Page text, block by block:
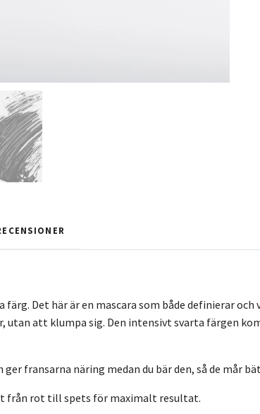
Det här är en mascara som både definierar
utan att klumpa sig. Den intensivt svarta färgen
fransarna näring medan du bär den, så de mår
från rot till spets för maximalt resultat.